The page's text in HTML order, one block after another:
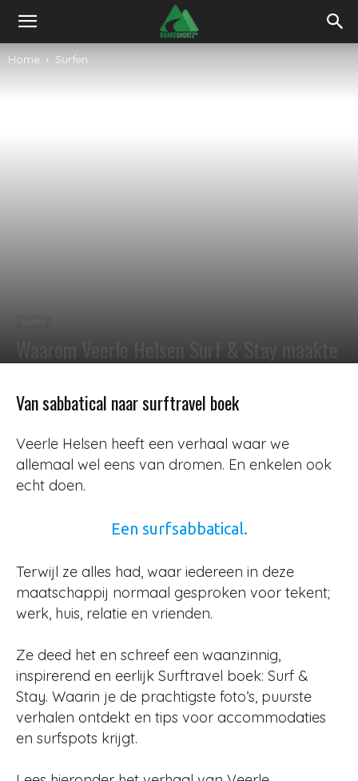
Home Surfen
Waarom Veerle Helsen Surf & Stay maakte
Van sabbatical naar surftravel boek
Veerle Helsen heeft een verhaal waar we
allemaal wel eens van dromen. En enkelen ook
echt doen.
Een surfsabbatical.
Terwijl ze alles had, waar iedereen in deze
maatschappij normaal gesproken voor tekent;
werk, huis, relatie en vrienden.
Ze deed het en schreef een waanzinnig,
inspirerend en eerlijk Surftravel boek: Surf &
Stay. Waarin je de prachtigste foto’s, puurste
verhalen ontdekt en tips voor accommodaties
en surfspots krijgt.